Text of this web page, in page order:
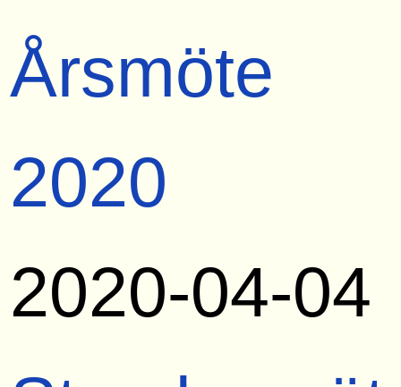
Årsmöte
2020
2020-04-04